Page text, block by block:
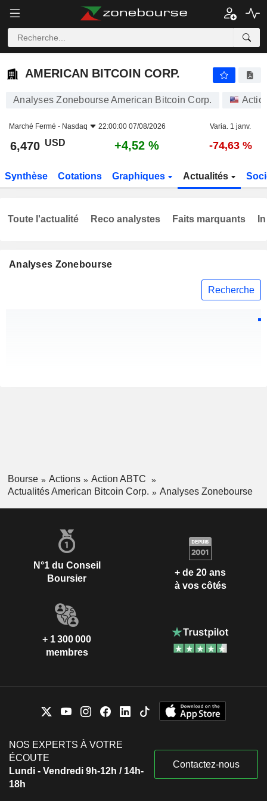
AMERICAN BITCOIN CORP.
AMERICAN BITCOIN CORP.
Analyses Zonebourse American Bitcoin Corp.
Marché Fermé - Nasdaq 22:00:00 07/08/2026 Varia. 1 janv.
6,470 USD +4,52 % -74,63 %
Synthèse Cotations Graphiques Actualités
Analyses Zonebourse
Recherche
Toute l'actualité Reco analystes Faits marquants
Bourse Actions
Action ABTC
Actualités American Bitcoin Corp.
Analyses Zonebourse
N°1 du Conseil
Boursier
+ de 20 ans
à vos côtés
+ 1 300 000
membres
NOS EXPERTS À VOTRE
ÉCOUTE
Lundi - Vendredi 9h-12h / 14h-
18h
Contactez-nous